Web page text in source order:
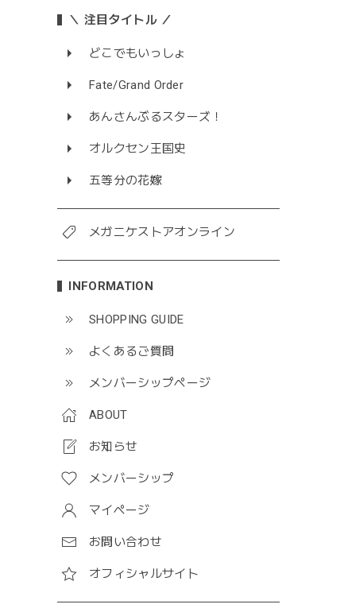
＼ 注目タイトル ／
どこでもいっしょ
Fate/Grand Order
あんさんぶるスターズ！
オルクセン王国史
五等分の花嫁
メガニケストアオンライン
INFORMATION
SHOPPING GUIDE
よくあるご質問
メンバーシップページ
ABOUT
お知らせ
メンバーシップ
マイページ
お問い合わせ
オフィシャルサイト